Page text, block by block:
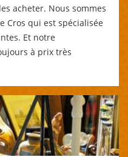
acheter. Nous sommes
Cros qui est spécialisée
Et notre
à prix très